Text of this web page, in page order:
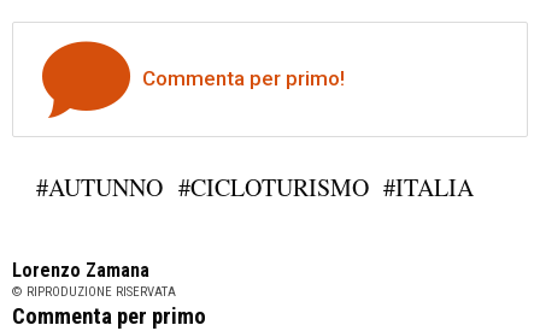
Commenta per primo!
#AUTUNNO #CICLOTURISMO #ITALIA
Lorenzo Zamana
© RIPRODUZIONE RISERVATA
Commenta per primo